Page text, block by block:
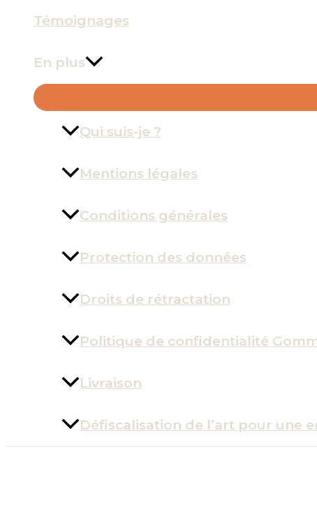
Témoignages
En plus
Qui suis-je ?
Mentions légales
Conditions générales
Protection des données
Droits de rétractation
Politique de confidentialité
Livraison
Défiscalisation de l’art pour une